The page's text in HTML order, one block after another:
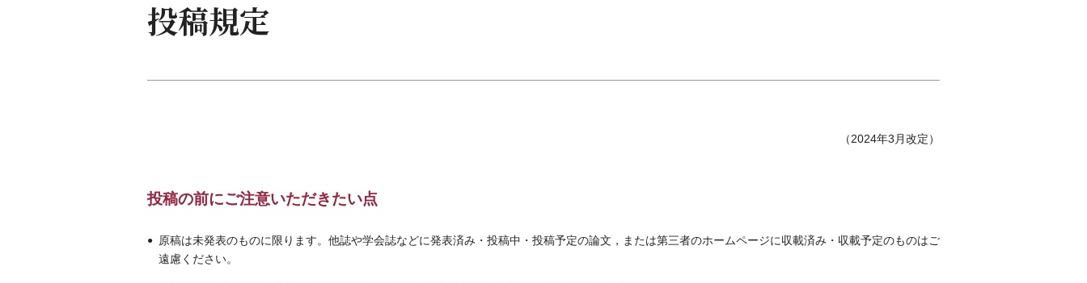
投稿規定
（2024年3月改定）
投稿の前にご注意いただきたい点
原稿は未発表のものに限ります。他誌や学会誌などに発表済み・投稿中・投稿予定の論文，または第三者のホームページに収載済み・収載予定のものはご
遠慮ください。